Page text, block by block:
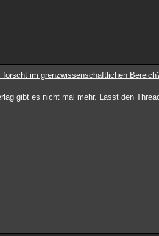
forscht im grenzwissenschaftlichen
gibt es nicht mal mehr. Lasst den